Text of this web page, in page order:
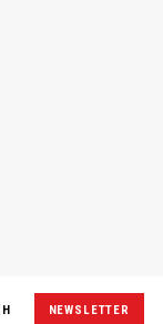
NEWSLETTER